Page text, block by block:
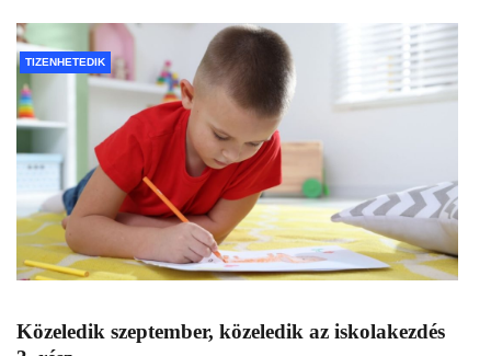
TIZENHETEDIK
Közeledik szeptember, közeledik az iskolakezdés